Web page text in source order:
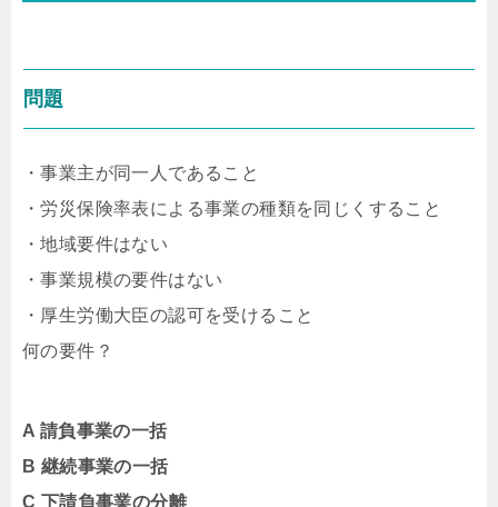
問題
・事業主が同一人であること
・労災保険率表による事業の種類を同じくすること
・地域要件はない
・事業規模の要件はない
・厚生労働大臣の認可を受けること
何の要件？
A 請負事業の一括
B 継続事業の一括
C 下請負事業の分離